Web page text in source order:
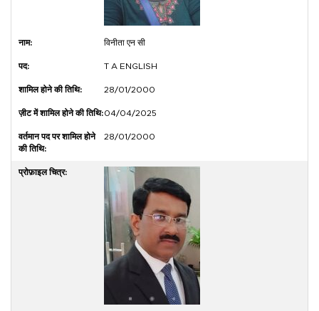
विनीता एन सी
T A ENGLISH
28/01/2000
04/04/2025
28/01/2000